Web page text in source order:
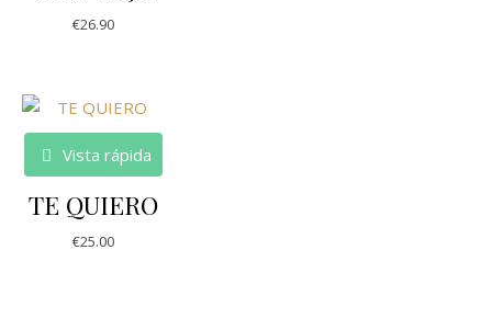
€26.90
Vista rápida
TE QUIERO
€25.00